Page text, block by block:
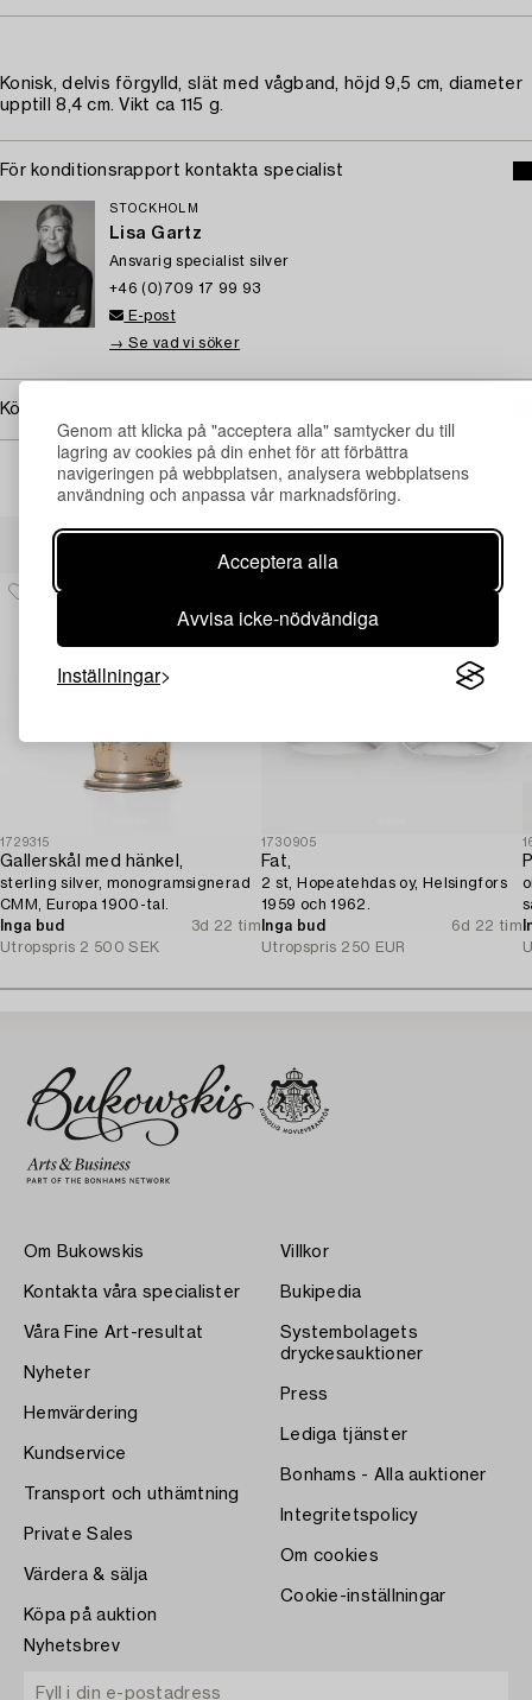
Genom att klicka på "acceptera alla" samtycker du till
lagring av cookies på din enhet för att förbättra
navigeringen på webbplatsen, analysera webbplatsens
användning och anpassa vår marknadsföring.
Acceptera alla
Avvisa icke-nödvändiga
Inställningar
Konisk, delvis förgylld, slät med vågband, höjd 9,5 cm, diameter
upptill 8,4 cm. Vikt ca 115 g.
För konditionsrapport kontakta specialist
STOCKHOLM
Lisa Gartz
Ansvarig specialist silver
+46 (0)709 17 99 93
E-post
→ Se vad vi söker
Köpinformation
Andra har även tittat på
1729315
Gallerskål med hänkel,
sterling silver, monogramsignerad
CMM, Europa 1900-tal.
Inga bud
3d 22 tim
Utropspris 2 500 SEK
1730905
Fat,
2 st, Hopeatehdas oy, Helsingfors
1959 och 1962.
Inga bud
6d 22 tim
Utropspris 250 EUR
Om Bukowskis
Kontakta våra specialister
Våra Fine Art-resultat
Nyheter
Hemvärdering
Kundservice
Transport och uthämtning
Private Sales
Värdera & sälja
Köpa på auktion
Villkor
Bukipedia
Systembolagets
dryckesauktioner
Press
Lediga tjänster
Bonhams - Alla auktioner
Integritetspolicy
Om cookies
Cookie-inställningar
Nyhetsbrev